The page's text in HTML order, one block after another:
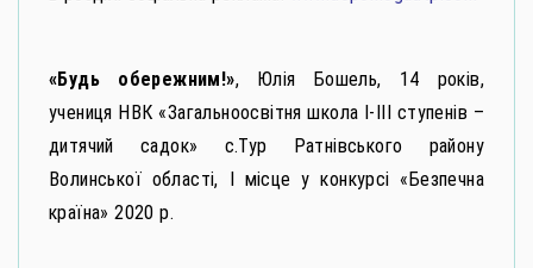
«Будь обережним!», Юлія Бошель, 14 років,
учениця НВК «Загальноосвітня школа І-ІІІ ступенів –
дитячий садок» с.Тур Ратнівського району
Волинської області, І місце у конкурсі «Безпечна
країна» 2020 р.